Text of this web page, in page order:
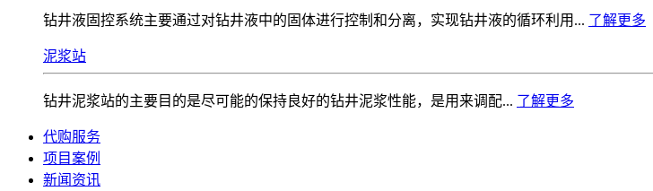
钻井液固控系统‌主要通过对钻井液中的固体进行控制和分离，实现钻井液的循环利用... 了解更多
泥浆站
钻井泥浆站的主要目的是尽可能的保持良好的钻井泥浆性能，是用来调配... 了解更多
代购服务
项目案例
新闻资讯